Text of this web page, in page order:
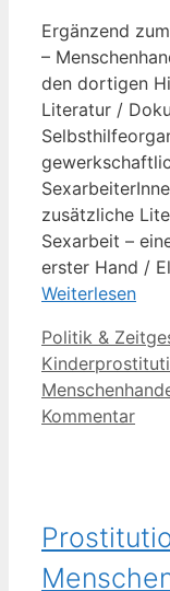
Ergänzend
–
den dortigen
Literatur /
zusätzliche
Sexarbeit –
erster Hand /
Weiterlesen
Kategorien
Politik &
Kommentar